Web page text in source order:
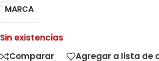
MARCA
Sin existencias
Comparar
Agregar a lista de